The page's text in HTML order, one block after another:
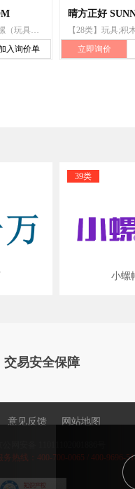
【28类】游戏机;陀螺（玩具）;国际象棋;羽毛球;锻炼身体器械;滑雪板;圣诞树架;钓鱼用具;遥控玩具汽车;拳击手套
入询价单
晴方正好
立即询价
39类
小螺
交易安全保障
意见反馈 网站地图
热线：400-700-0065 / 400-9696-